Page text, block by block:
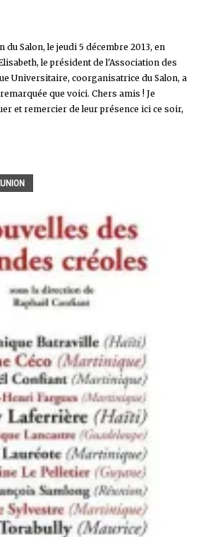
Salon, le jeudi 5 décembre 2013, en
le président de l'Association des
Universitaire, coorganisatrice du Salon, a
que voici. Chers amis ! Je
et remercier de leur présence ici ce soir,